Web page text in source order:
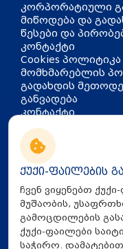
კონტაქტი
თბილისი,
გამზირი 126
info@mira.ge
032 235 60 01
კორპორატიული
მიწოდება და
წესები და
კონტაქტი
Cookies პოლიტიკა
მომხმარებლის
გადახდის
განვადება
ქუქი-ფაილების
ჩვენ ვიყენებთ
მუშაობის,
გამოცდილების
ქუქი-ფაილები
საჭირო.